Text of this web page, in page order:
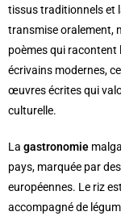
tissus traditionnels et
transmise oralement,
poèmes qui racontent
écrivains modernes,
œuvres écrites qui
culturelle.
La gastronomie
pays, marquée par
européennes. Le riz
accompagné de